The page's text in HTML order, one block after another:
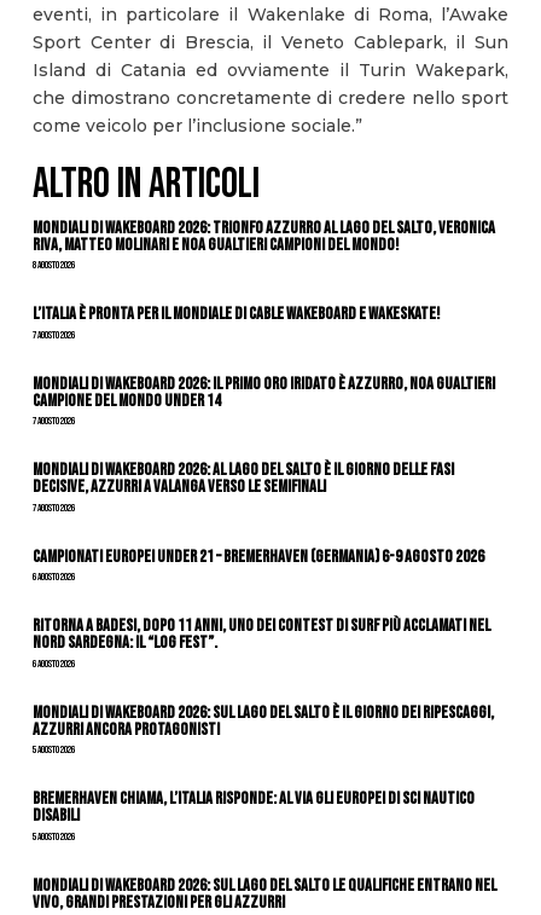
eventi, in particolare il Wakenlake di Roma, l’Awake
Sport Center di Brescia, il Veneto Cablepark, il Sun
Island di Catania ed ovviamente il Turin Wakepark,
che dimostrano concretamente di credere nello sport
come veicolo per l’inclusione sociale.”
ALTRO IN ARTICOLI
Mondiali di Wakeboard 2026: trionfo azzurro al Lago del Salto, Veronica
Riva, Matteo Molinari e Noa Gualtieri campioni del mondo!
8 Agosto 2026
L’Italia è pronta per il Mondiale di Cable Wakeboard e Wakeskate!
7 Agosto 2026
Mondiali di Wakeboard 2026: il primo oro iridato è azzurro, Noa Gualtieri
campione del mondo Under 14
7 Agosto 2026
Mondiali di Wakeboard 2026: al Lago del Salto è il giorno delle fasi
decisive, azzurri a valanga verso le semifinali
7 Agosto 2026
Campionati Europei Under 21 – Bremerhaven (Germania) 6-9 agosto 2026
6 Agosto 2026
Ritorna a Badesi, dopo 11 anni, uno dei contest di surf più acclamati nel
nord Sardegna: il “Log Fest”.
6 Agosto 2026
Mondiali di Wakeboard 2026: sul Lago del Salto è il giorno dei ripescaggi,
azzurri ancora protagonisti
5 Agosto 2026
Bremerhaven chiama, l’Italia risponde: al via gli Europei di Sci Nautico
Disabili
5 Agosto 2026
Mondiali di Wakeboard 2026: sul Lago del Salto le qualifiche entrano nel
vivo, grandi prestazioni per gli azzurri